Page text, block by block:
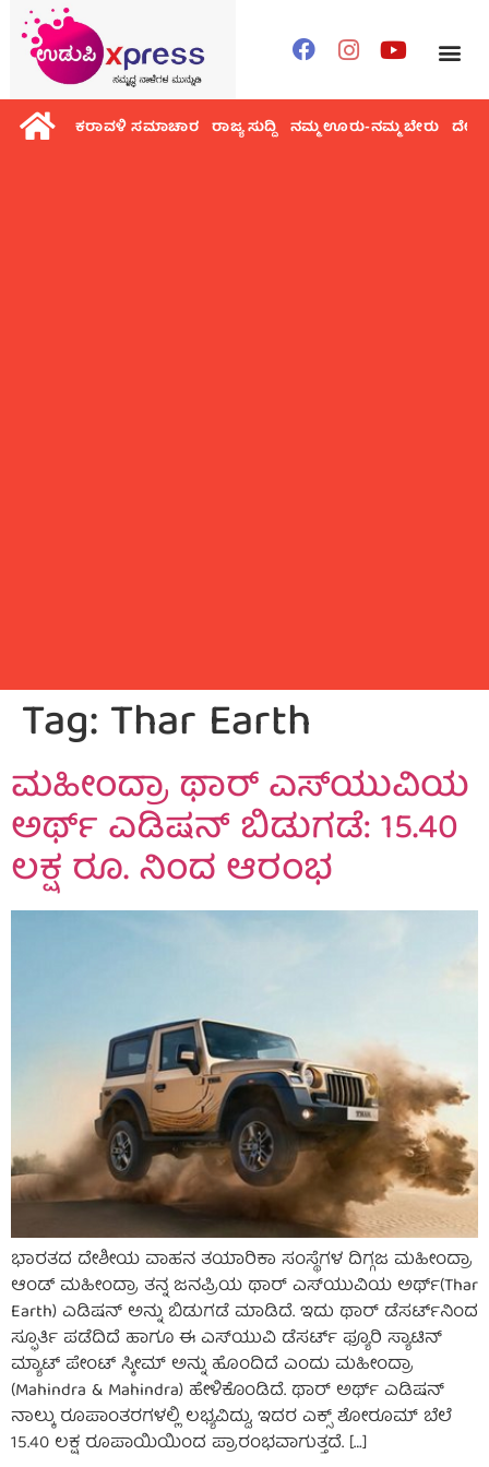
ಕರಾವಳಿ ಸಮಾಚಾರ ರಾಜ್ಯ ಸುದ್ದಿ ನಮ್ಮ ಊರು-ನಮ್ಮ ಬೇರು ದೇಶ
Tag:Thar Earth
ಮಹೀಂದ್ರಾ ಥಾರ್‌ ಎಸ್‌ಯುವಿಯ
ಅರ್ಥ್‌ ಎಡಿಷನ್ ಬಿಡುಗಡೆ: 15.40
ಲಕ್ಷ ರೂ. ನಿಂದ ಆರಂಭ
ಭಾರತದ ದೇಶೀಯ ವಾಹನ ತಯಾರಿಕಾ ಸಂಸ್ಥೆಗಳ ದಿಗ್ಗಜ ಮಹೀಂದ್ರಾ
ಆಂಡ್ ಮಹೀಂದ್ರಾ ತನ್ನ ಜನಪ್ರಿಯ ಥಾರ್‌ ಎಸ್‌ಯುವಿಯ ಅರ್ಥ್‌(Thar
Earth) ಎಡಿಷನ್ ಅನ್ನು ಬಿಡುಗಡೆ ಮಾಡಿದೆ. ಇದು ಥಾರ್‌ ಡೆಸರ್ಟ್‌ನಿಂದ
ಸ್ಫೂರ್ತಿ ಪಡೆದಿದೆ ಹಾಗೂ ಈ ಎಸ್‌ಯುವಿ ಡೆಸರ್ಟ್ ಫ್ಯೂರಿ ಸ್ಯಾಟಿನ್
ಮ್ಯಾಟ್ ಪೇಂಟ್ ಸ್ಕೀಮ್‌ ಅನ್ನು ಹೊಂದಿದೆ ಎಂದು ಮಹೀಂದ್ರಾ
(Mahindra & Mahindra) ಹೇಳಿಕೊಂಡಿದೆ. ಥಾರ್‌ ಅರ್ಥ್‌ ಎಡಿಷನ್
ನಾಲ್ಕು ರೂಪಾಂತರಗಳಲ್ಲಿ ಲಭ್ಯವಿದ್ದು, ಇದರ ಎಕ್ಸ್‌ ಶೋರೂಮ್ ಬೆಲೆ
15.40 ಲಕ್ಷ ರೂಪಾಯಿಯಿಂದ ಪ್ರಾರಂಭವಾಗುತ್ತದೆ. […]